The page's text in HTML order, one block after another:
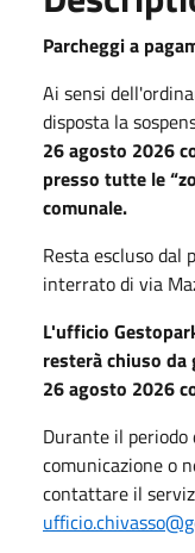
Parcheggi a
Ai sensi
disposta la
26 agosto 2026
presso tutte le
comunale.
Resta escluso dal
interrato di via
L'ufficio
resterà chiuso
26 agosto 2026
Durante il periodo
comunicazione o
contattare il